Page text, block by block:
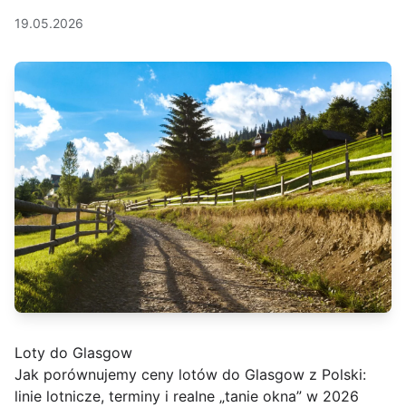
19.05.2026
Loty do Glasgow
Jak porównujemy ceny lotów do Glasgow z Polski:
linie lotnicze, terminy i realne „tanie okna” w 2026